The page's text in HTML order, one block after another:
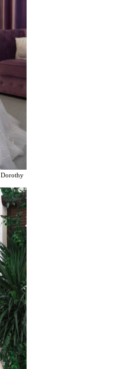
Dorothy